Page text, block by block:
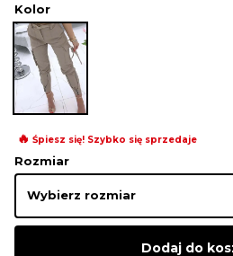
OKRYCIA WIERZCHNIE
Kolor
🔥 Śpiesz się! Szybko się sprzedaje
Rozmiar
Dodaj do